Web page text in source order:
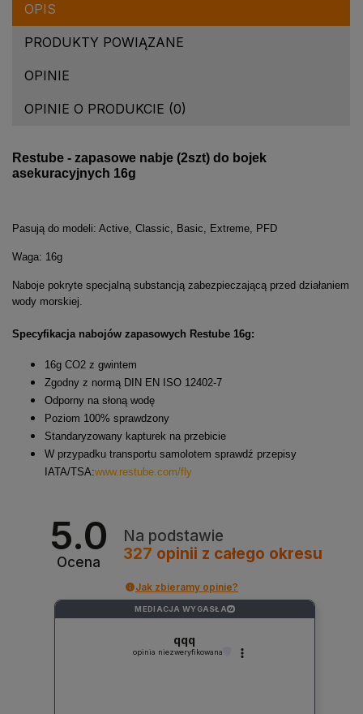
OPIS
PRODUKTY POWIĄZANE
OPINIE
OPINIE O PRODUKCIE (0)
Restube - zapasowe nabje (2szt) do bojek
asekuracyjnych 16g
Pasują do modeli: Active, Classic, Basic, Extreme, PFD
Waga: 16g
Naboje pokryte specjalną substancją zabezpieczającą przed działaniem
wody morskiej.
Specyfikacja nabojów zapasowych Restube 16g:
16g CO2 z gwintem
Zgodny z normą DIN EN ISO 12402-7
Odporny na słoną wodę
Poziom 100% sprawdzony
Standaryzowany kapturek na przebicie
W przypadku transportu samolotem sprawdź przepisy
IATA/TSA:www.restube.com/fly
5.0
Ocena
Na podstawie
327 opinii z całego okresu
Jak zbieramy opinie?
MEDIACJA WYGASŁA ?
qqq
opinia niezweryfikowana